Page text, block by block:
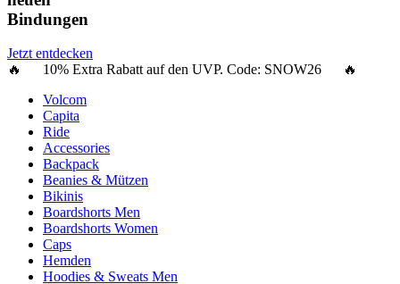
Bindungen
Jetzt entdecken
🔥 10% Extra Rabatt auf den UVP. Code: SNOW26 🔥
Volcom
Capita
Ride
Accessories
Backpack
Beanies & Mützen
Bikinis
Boardshorts Men
Boardshorts Women
Caps
Hemden
Hoodies & Sweats Men